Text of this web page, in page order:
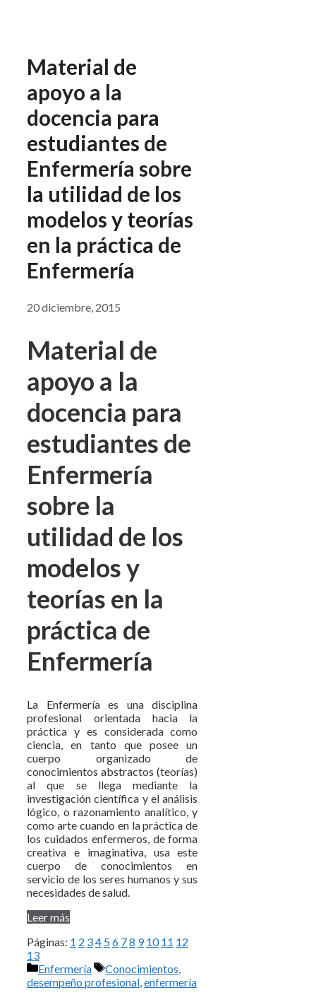
Material de
apoyo a la
docencia para
estudiantes de
Enfermería sobre
la utilidad de los
modelos y teorías
en la práctica de
Enfermería
20 diciembre, 2015
Material de
apoyo a la
docencia para
estudiantes de
Enfermería
sobre la
utilidad de los
modelos y
teorías en la
práctica de
Enfermería
La Enfermería es una disciplina
profesional orientada hacia la
práctica y es considerada como
ciencia, en tanto que posee un
cuerpo organizado de
conocimientos abstractos (teorías)
al que se llega mediante la
investigación científica y el análisis
lógico, o razonamiento analítico, y
como arte cuando en la práctica de
los cuidados enfermeros, de forma
creativa e imaginativa, usa este
cuerpo de conocimientos en
servicio de los seres humanos y sus
necesidades de salud.
Leer más
Páginas: 1 2 34 56 78 9 10 11 12
13
Categorías
Enfermería Etiquetas
Conocimientos,
desempeño profesional,enfermería